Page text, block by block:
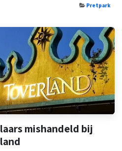
Pretpark
mishandeld bij